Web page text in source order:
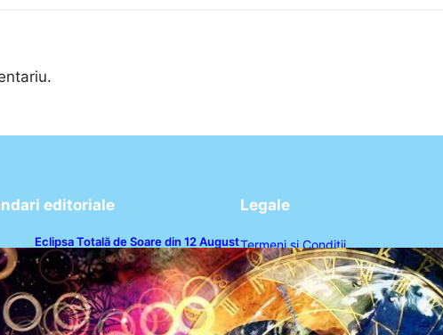
editoriale
Eclipsa Totală de Soare din 12 August
2026: O Analiză a Impactului asupra
Trei Zodii și a Ciclului de 18 Ani
Legale
Termeni și Condiții
Politica de Confidențialitate
Politica de Cookies
Disclaimer